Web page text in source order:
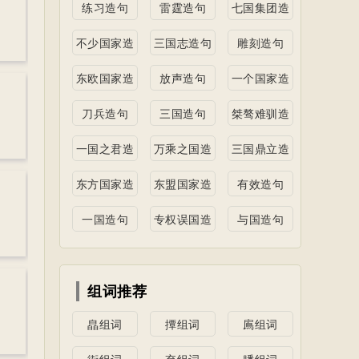
练习造句 雷霆造句
七国集团造
不少国家造
三国志造句 雕刻造句
东欧国家造
放声造句
一个国家造
刀兵造句 三国造句
桀骜难驯造
一国之君造
万乘之国造
三国鼎立造
东方国家造
东盟国家造
有效造句
一国造句
专权误国造
与国造句
组词推荐
皛组词 撢组词 鳸组词